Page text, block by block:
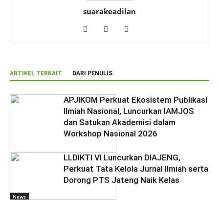
suarakeadilan
ARTIKEL TERKAIT DARI PENULIS
News
APJIKOM Perkuat Ekosistem Publikasi
Ilmiah Nasional, Luncurkan IAMJOS
dan Satukan Akademisi dalam
Workshop Nasional 2026
LLDIKTI VI Luncurkan DIAJENG,
Perkuat Tata Kelola Jurnal Ilmiah serta
Dorong PTS Jateng Naik Kelas